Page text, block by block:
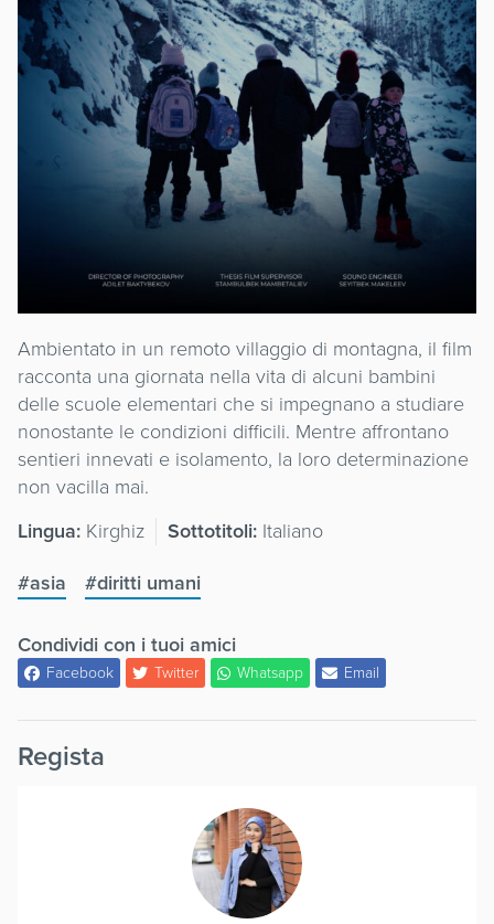
Ambientato in un remoto villaggio di montagna, il film
racconta una giornata nella vita di alcuni bambini
delle scuole elementari che si impegnano a studiare
nonostante le condizioni difficili. Mentre affrontano
sentieri innevati e isolamento, la loro determinazione
non vacilla mai.
Lingua: Kirghiz Sottotitoli: Italiano
#asia
#diritti umani
Condividi con i tuoi amici
Facebook Twitter Whatsapp Email
Regista